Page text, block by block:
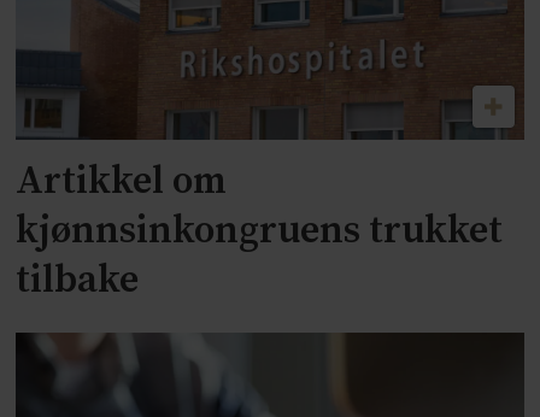
Artikkel om
kjønnsinkongruens trukket
tilbake